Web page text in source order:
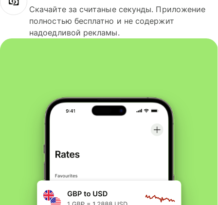
Скачайте за считаные секунды. Приложение
полностью бесплатно и не содержит
надоедливой рекламы.